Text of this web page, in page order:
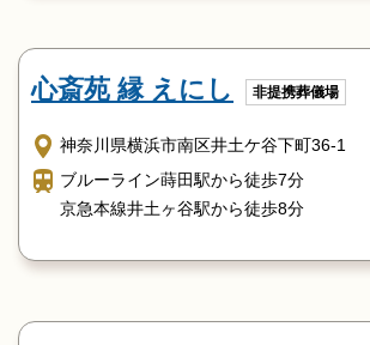
心斎苑 縁 えにし 非提携葬儀場
神奈川県横浜市南区井土ケ谷下町36-1
ブルーライン蒔田駅から徒歩7分
京急本線井土ヶ谷駅から徒歩8分